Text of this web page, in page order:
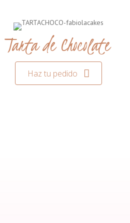
Tarta de Chocolate
Haz tu pedido